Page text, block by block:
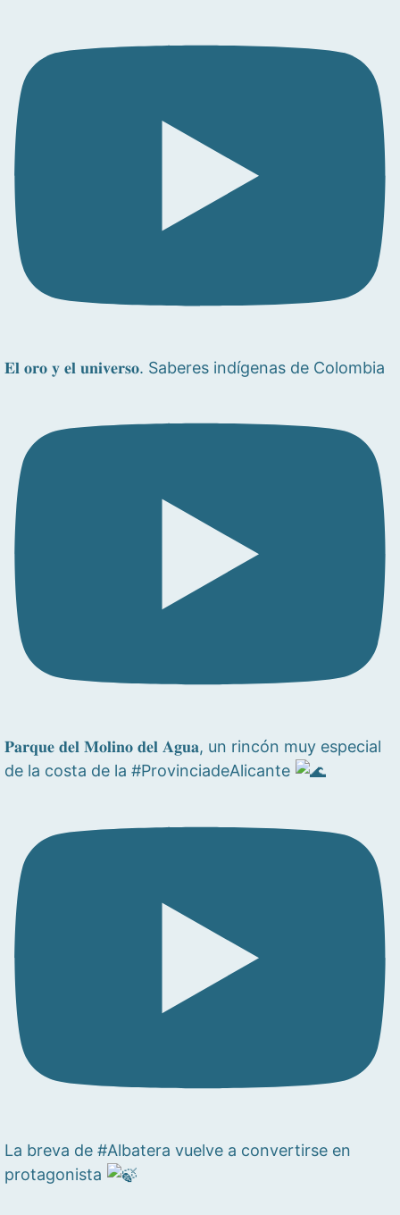
𝐄𝐥 𝐨𝐫𝐨 𝐲 𝐞𝐥 𝐮𝐧𝐢𝐯𝐞𝐫𝐬𝐨. Saberes indígenas de Colombia
𝐏𝐚𝐫𝐪𝐮𝐞 𝐝𝐞𝐥 𝐌𝐨𝐥𝐢𝐧𝐨 𝐝𝐞𝐥 𝐀𝐠𝐮𝐚, un rincón muy especial
de la costa de la #ProvinciadeAlicante
La breva de #Albatera vuelve a convertirse en
protagonista